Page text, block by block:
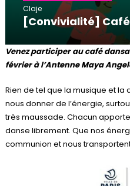
Claje
[Convivialité]
Venez participer au café
février à l’Antenne Maya
Rien de tel que la musique et
nous donner de l’énergie,
très maussade. Chacun
danse librement. Que nos
communion et nous